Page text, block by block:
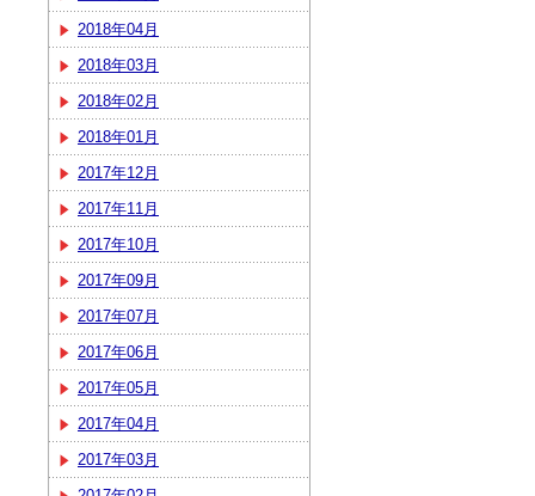
2018年04月
2018年03月
2018年02月
2018年01月
2017年12月
2017年11月
2017年10月
2017年09月
2017年07月
2017年06月
2017年05月
2017年04月
2017年03月